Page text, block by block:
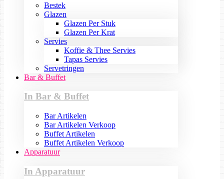
Bestek
Glazen
Glazen Per Stuk
Glazen Per Krat
Servies
Koffie & Thee Servies
Tapas Servies
Servetringen
Bar & Buffet
In Bar & Buffet
Bar Artikelen
Bar Artikelen Verkoop
Buffet Artikelen
Buffet Artikelen Verkoop
Apparatuur
In Apparatuur